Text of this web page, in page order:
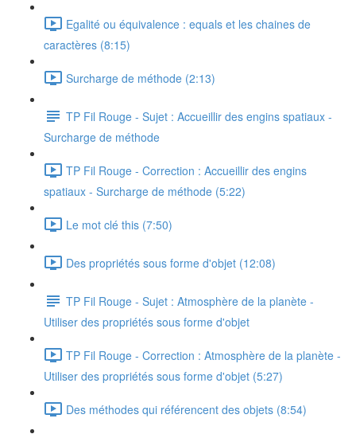
Egalité ou équivalence : equals et les chaines de
caractères (8:15)
Surcharge de méthode (2:13)
TP Fil Rouge - Sujet : Accueillir des engins spatiaux -
Surcharge de méthode
TP Fil Rouge - Correction : Accueillir des engins
spatiaux - Surcharge de méthode (5:22)
Le mot clé this (7:50)
Des propriétés sous forme d'objet (12:08)
TP Fil Rouge - Sujet : Atmosphère de la planète -
Utiliser des propriétés sous forme d'objet
TP Fil Rouge - Correction : Atmosphère de la planète -
Utiliser des propriétés sous forme d'objet (5:27)
Des méthodes qui référencent des objets (8:54)